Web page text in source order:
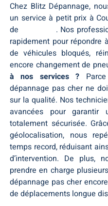
Chez Blitz Dépannage,
un service à petit prix à
de
. Nos
rapidement pour répondre
de véhicules bloqués,
encore changement de
à nos services ?
dépannage pas cher ne
sur la qualité. Nos
avancées pour garantir
totalement sécurisée.
géolocalisation, nous
temps record, réduisant
d’intervention. De plus,
prendre en charge
dépannage pas cher
de déplacements longue